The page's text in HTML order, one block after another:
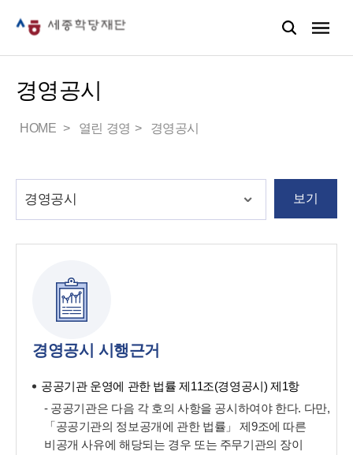
경영공시
HOME 열린 경영 경영공시
보기
경영공시 시행근거
공공기관 운영에 관한 법률 제11조(경영공시) 제1항
- 공공기관은 다음 각 호의 사항을 공시하여야 한다. 다만,
「공공기관의 정보공개에 관한 법률」 제9조에 따른
비공개 사유에 해당되는 경우 또는 주무기관의 장이